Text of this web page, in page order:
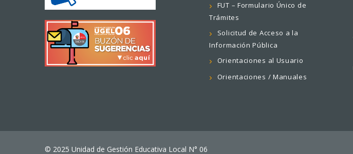
FUT – Formulario Único de
Trámites
Solicitud de Acceso a la
Información Pública
Orientaciones al Usuario
Orientaciones / Manuales
© 2025 Unidad de Gestión Educativa Local N° 06